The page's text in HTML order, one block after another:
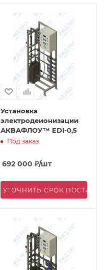
Установка
электродеионизации
АКВАФЛОУ™ EDI-0,5
Под заказ
692 000 ₽/шт
УТОЧНИТЬ СРОК